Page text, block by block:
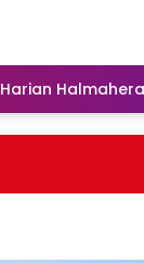
Harian